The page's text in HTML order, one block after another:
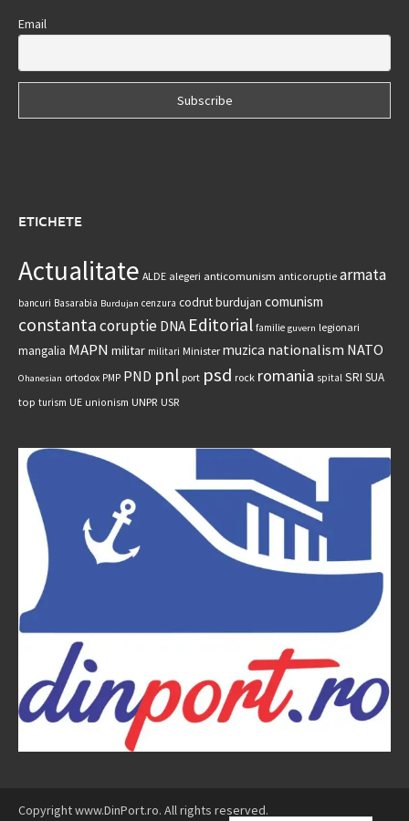
Email
ETICHETE
Actualitate ALDE alegeri anticomunism anticoruptie armata
bancuri Basarabia Burdujan cenzura codrut burdujan comunism
constantacoruptie DNA Editorial familie guvern legionari
mangalia MAPN militar militari Minister muzica nationalism NATO
Ohanesian ortodox PMP PND pnl port psd rock romania spital SRI SUA
top turism UE unionism UNPR USR
Copyright www.DinPort.ro. All rights reserved.